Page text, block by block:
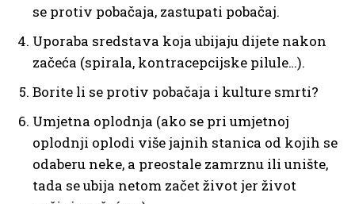
se protiv pobačaja, zastupati pobačaj.
Uporaba sredstava koja ubijaju dijete nakon
začeća (spirala, kontracepcijske pilule…).
Borite li se protiv pobačaja i kulture smrti?
Umjetna oplodnja (ako se pri umjetnoj
oplodnji oplodi više jajnih stanica od kojih se
odaberu neke, a preostale zamrznu ili unište,
tada se ubija netom začet život jer život